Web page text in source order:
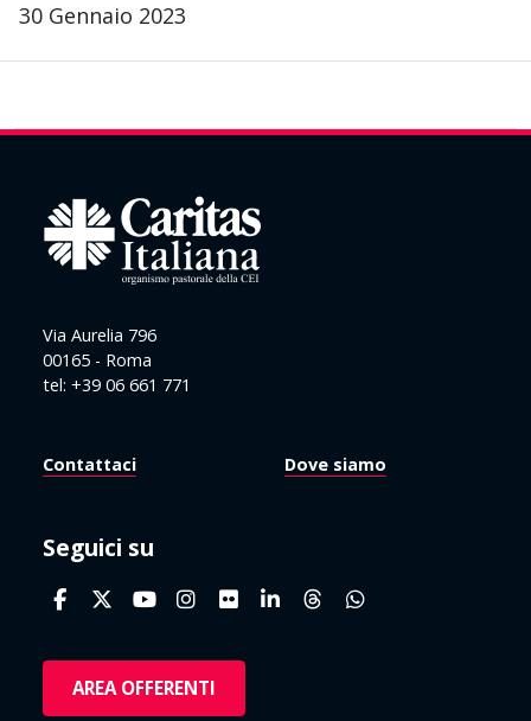
30 Gennaio 2023
Via Aurelia 796
00165 - Roma
tel: +39 06 661 771
Contattaci Dove siamo
Seguici su
AREA OFFERENTI